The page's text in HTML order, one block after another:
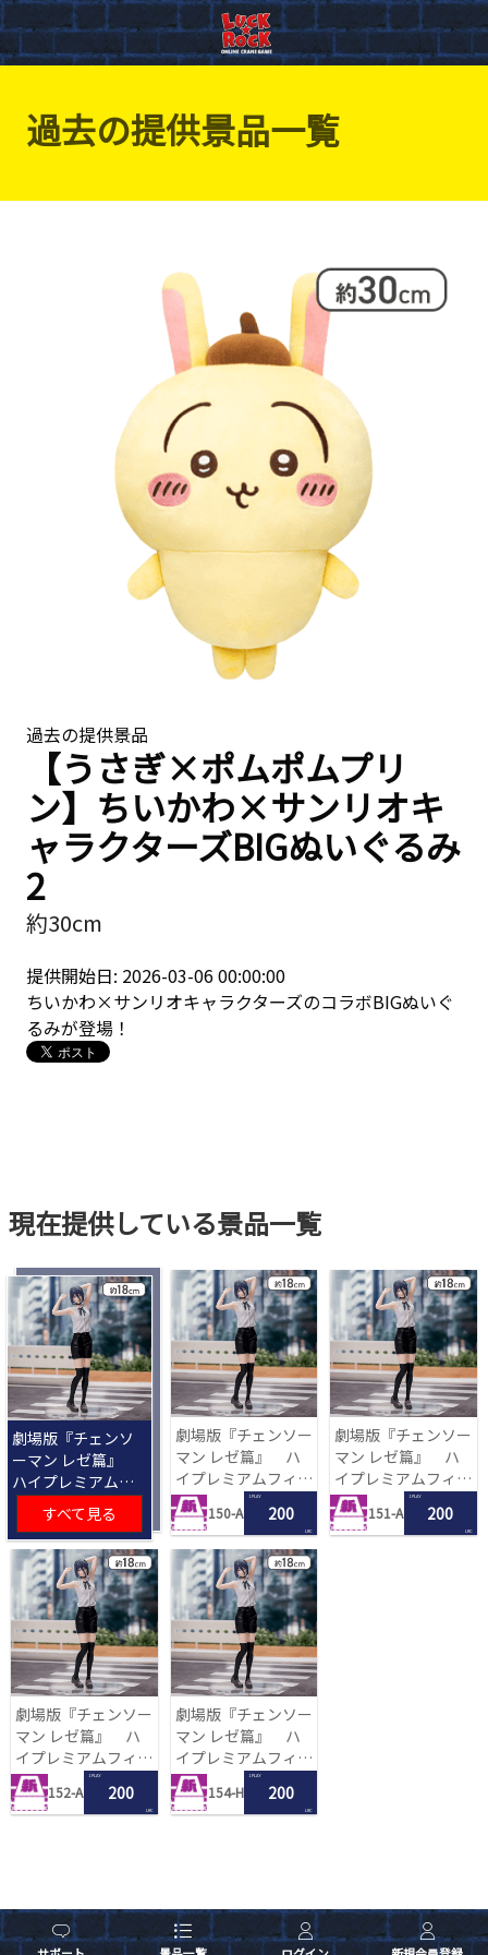
過去の提供景品一覧
過去の提供景品
【うさぎ×ポムポムプリ
ン】ちいかわ×サンリオキ
ャラクターズBIGぬいぐるみ
2
約30cm
提供開始日: 2026-03-06 00:00:00
ちいかわ×サンリオキャラクターズのコラボBIGぬいぐ
るみが登場！
現在提供している景品一覧
劇場版『チェンソ
ーマン レゼ篇』
ハイプレミアムフ
ィギュア‐レゼ‐
すべて見る
劇場版『チェンソー
マン レゼ篇』 ハ
イプレミアムフィギ
ュア‐レゼ‐
150-A
1 PLAY
200
LRC
劇場版『チェンソー
マン レゼ篇』 ハ
イプレミアムフィギ
ュア‐レゼ‐
151-A
1 PLAY
200
LRC
劇場版『チェンソー
マン レゼ篇』 ハ
イプレミアムフィギ
ュア‐レゼ‐
152-A
1 PLAY
200
LRC
劇場版『チェンソー
マン レゼ篇』 ハ
イプレミアムフィギ
ュア‐レゼ‐
154-H
1 PLAY
200
LRC